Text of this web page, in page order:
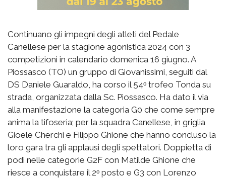
Continuano gli impegni degli atleti del Pedale
Canellese per la stagione agonistica 2024 con 3
competizioni in calendario domenica 16 giugno. A
Piossasco (TO) un gruppo di Giovanissimi, seguiti dal
DS Daniele Guaraldo, ha corso il 54ᵒ trofeo Tonda su
strada, organizzata dalla Sc. Piossasco. Ha dato il via
alla manifestazione la categoria G0 che come sempre
anima la tifoseria; per la squadra Canellese, in griglia
Gioele Cherchi e Filippo Ghione che hanno concluso la
loro gara tra gli applausi degli spettatori. Doppietta di
podi nelle categorie G2F con Matilde Ghione che
riesce a conquistare il 2ᵒ posto e G3 con Lorenzo